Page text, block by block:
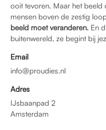
ooit tevoren. Maar het beeld
mensen boven de zestig
beeld moet veranderen. En
buitenwereld, ze begint bij
Email
info@proudies.nl
Adres
IJsbaanpad 2
Amsterdam